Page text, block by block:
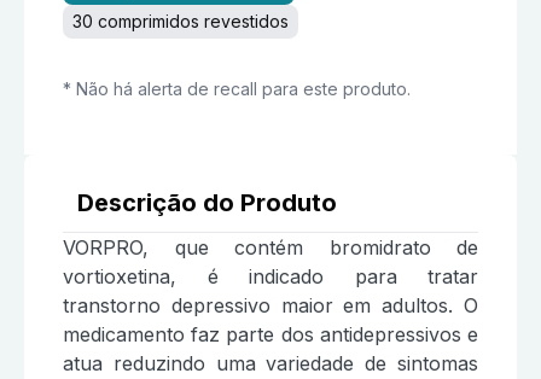
30 comprimidos revestidos
* Não há alerta de recall para este produto.
Descrição do Produto
VORPRO, que contém bromidrato de
vortioxetina, é indicado para tratar
transtorno depressivo maior em adultos. O
medicamento faz parte dos antidepressivos e
atua reduzindo uma variedade de sintomas